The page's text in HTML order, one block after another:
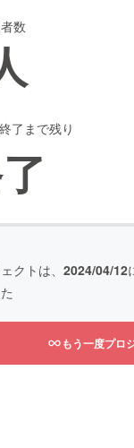
ア
数
了まで残り
クトは、 2024/04/12
もう一度プロ